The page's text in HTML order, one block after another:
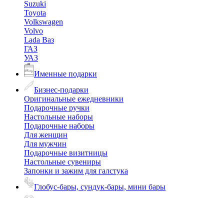
Suzuki
Toyota
Volkswagen
Volvo
Lada Ваз
ГАЗ
УАЗ
Именные подарки
Бизнес-подарки
Оригинальные ежедневники
Подарочные ручки
Настольные наборы
Подарочные наборы
Для женщин
Для мужчин
Подарочные визитницы
Настольные сувениры
Запонки и зажим для галстука
Глобус-бары, сундук-бары, мини бары